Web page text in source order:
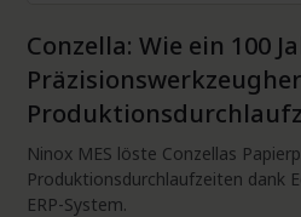
Conzella: Wie ein 100
Ninox MES löste Conzellas
Produktionsdurchlaufzeiten dank
ERP-System.